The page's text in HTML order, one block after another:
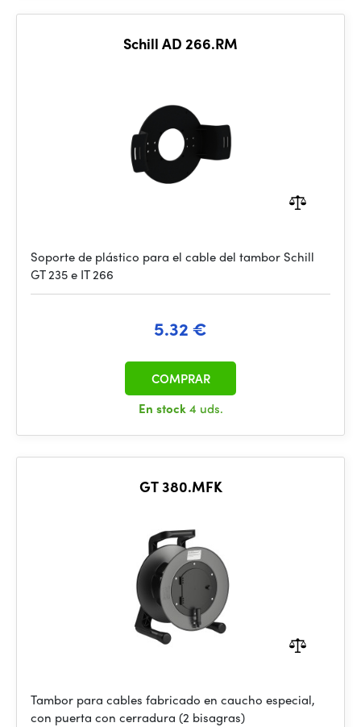
Schill AD 266.RM
Soporte de plástico para el cable del tambor Schill
GT 235 e IT 266
5.32 €
En stock4 uds.
COMPRAR
GT 380.MFK
Tambor para cables fabricado en caucho especial,
con puerta con cerradura (2 bisagras)